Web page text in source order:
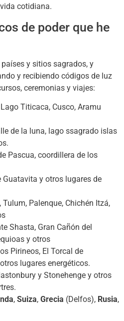
cotidiana.
de poder que he
y sitios sagrados, y
y recibiendo códigos de luz
ceremonias y viajes:
Titicaca, Cusco, Aramu
de la luna, lago ssagrado islas
Pascua, coordillera de los
Guatavita y otros lugares de
Tulum, Palenque, Chichén Itzá,
Shasta, Gran Cañón del
y otros
Pirineos, El Torcal de
lugares energéticos.
y Stonehenge y otros
, Suiza, Grecia (Delfos), Rusia,